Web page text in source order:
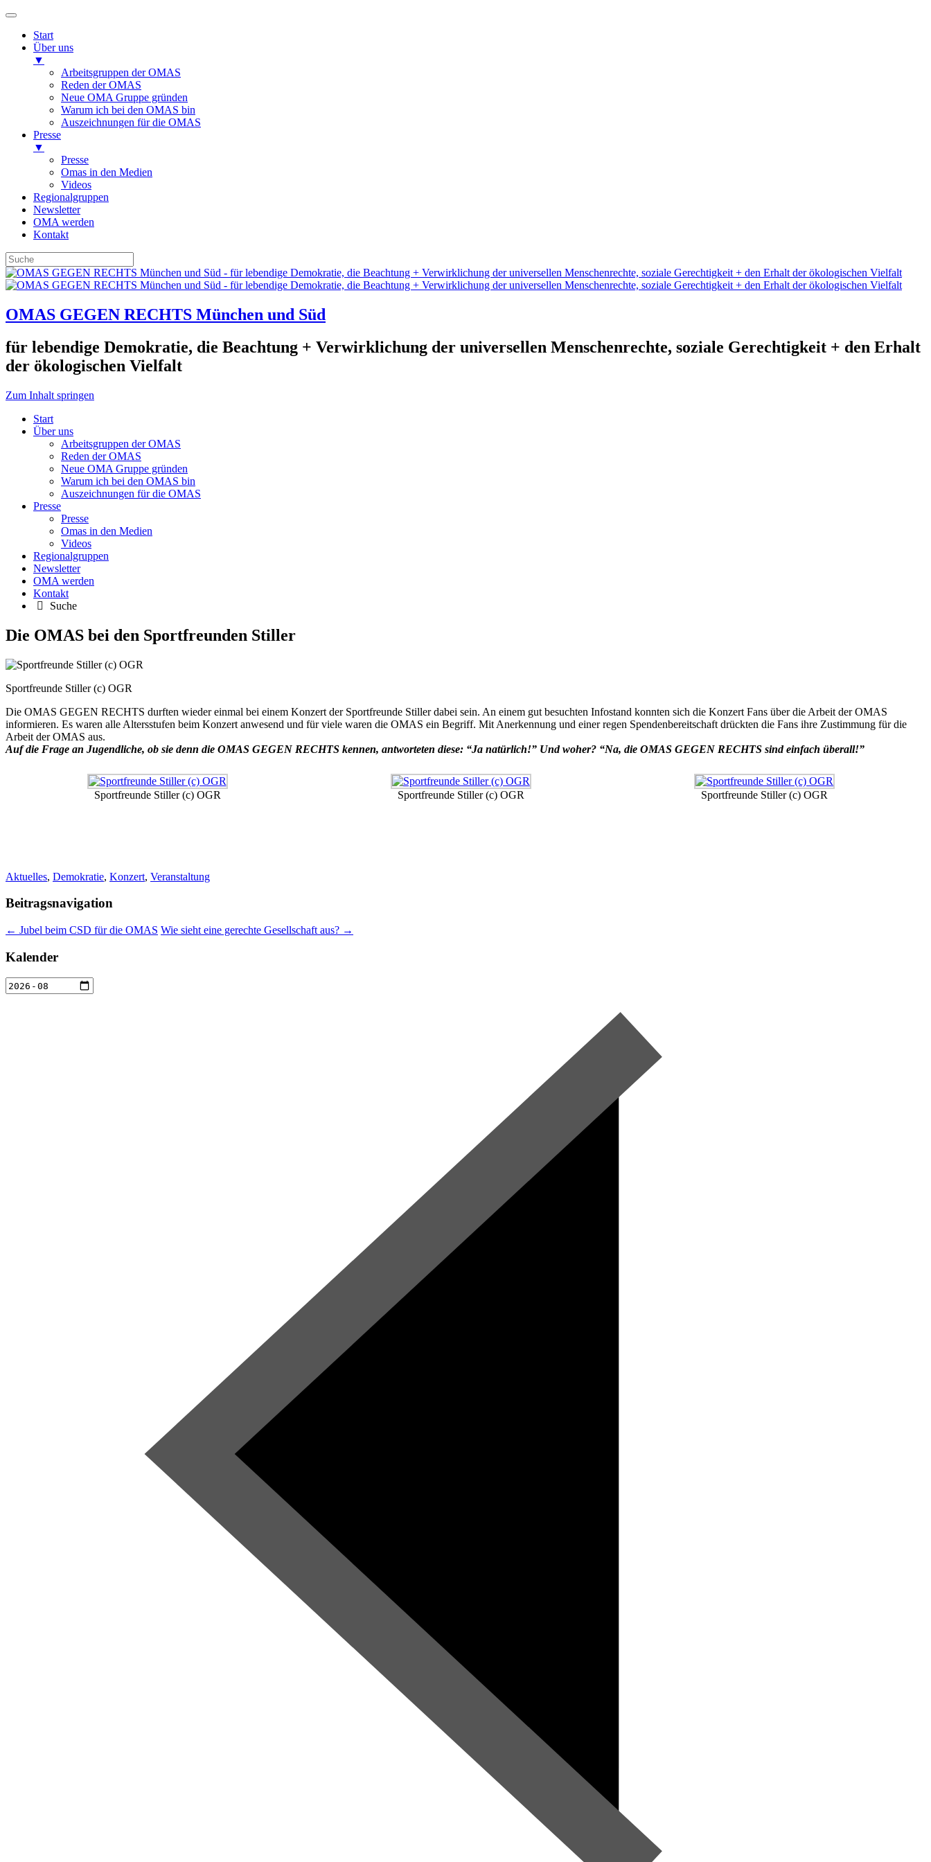
Start
Über uns
▼
Arbeitsgruppen der OMAS
Reden der OMAS
Neue OMA Gruppe gründen
Warum ich bei den OMAS bin
Auszeichnungen für die OMAS
Presse
▼
Presse
Omas in den Medien
Videos
Regionalgruppen
Newsletter
OMA werden
Kontakt
OMAS GEGEN RECHTS München und Süd
für lebendige Demokratie, die Beachtung + Verwirklichung der universellen Menschenrechte, soziale Gerechtigkeit + den Erhalt
der ökologischen Vielfalt
Zum Inhalt springen
Start
Über uns
Arbeitsgruppen der OMAS
Reden der OMAS
Neue OMA Gruppe gründen
Warum ich bei den OMAS bin
Auszeichnungen für die OMAS
Presse
Presse
Omas in den Medien
Videos
Regionalgruppen
Newsletter
OMA werden
Kontakt
Suche
Die OMAS bei den Sportfreunden Stiller
Sportfreunde Stiller (c) OGR
Die OMAS GEGEN RECHTS durften wieder einmal bei einem Konzert der Sportfreunde Stiller dabei sein. An einem gut besuchten Infostand konnten sich die Konzert Fans über die Arbeit der OMAS
informieren. Es waren alle Altersstufen beim Konzert anwesend und für viele waren die OMAS ein Begriff. Mit Anerkennung und einer regen Spendenbereitschaft drückten die Fans ihre Zustimmung für die
Arbeit der OMAS aus.
Auf die Frage an Jugendliche, ob sie denn die OMAS GEGEN RECHTS kennen, antworteten diese: “Ja natürlich!” Und woher? “Na, die OMAS GEGEN RECHTS sind einfach überall!”
Sportfreunde Stiller (c) OGR Sportfreunde Stiller (c) OGR Sportfreunde Stiller (c) OGR
Aktuelles, Demokratie, Konzert, Veranstaltung
Beitragsnavigation
← Jubel beim CSD für die OMAS Wie sieht eine gerechte Gesellschaft aus? →
Kalender